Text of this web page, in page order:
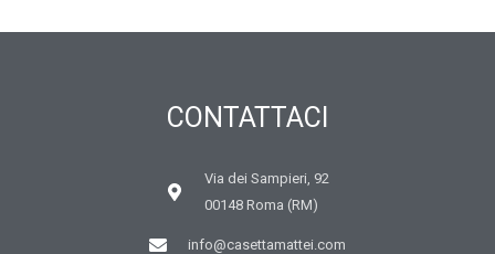
CONTATTACI
Via dei Sampieri, 92
00148 Roma (RM)
info@casettamattei.com